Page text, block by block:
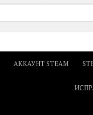
АККАУНТ STEAM